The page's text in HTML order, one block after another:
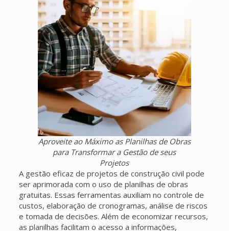
Aproveite ao Máximo as Planilhas de Obras
para Transformar a Gestão de seus
Projetos
A gestão eficaz de projetos de construção civil pode
ser aprimorada com o uso de planilhas de obras
gratuitas. Essas ferramentas auxiliam no controle de
custos, elaboração de cronogramas, análise de riscos
e tomada de decisões. Além de economizar recursos,
as planilhas facilitam o acesso a informações,